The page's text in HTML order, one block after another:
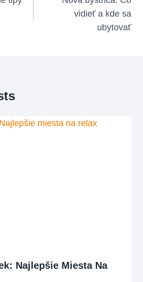
vidieť a kde sa
ubytovať
Najlepšie Miesta Na